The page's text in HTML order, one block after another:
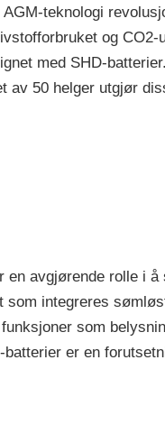
teknologi
og
med SHD-
av 50 helger utgjør
en avgjørende rolle i
integreres
som
er en